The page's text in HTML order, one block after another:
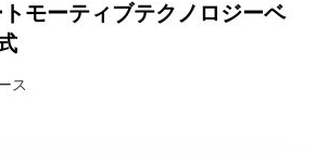
モーティブテクノロジーベ
ス